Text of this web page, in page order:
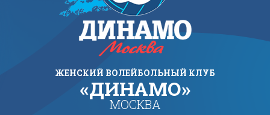
ЖЕНСКИЙ ВОЛЕЙБОЛЬНЫЙ КЛУБ
«ДИНАМО»
МОСКВА